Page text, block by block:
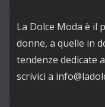
La Dolce Moda è il
donne, a quelle in
tendenze dedicate
scrivici a